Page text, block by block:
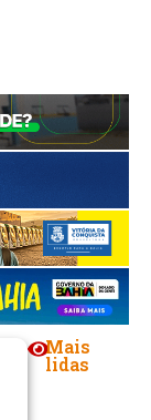
Mais
lidas